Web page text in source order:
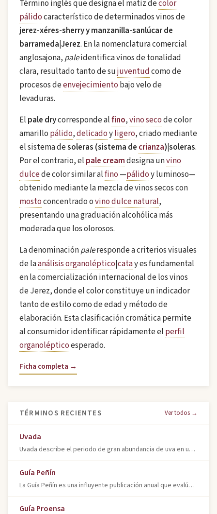
Término inglés que designa el matiz decolor
pálidocaracterístico de determinados vinos de
jerez-xéres-sherry y manzanilla-sanlúcar de
barrameda|Jerez. En la nomenclatura comercial
anglosajona, paleidentifica vinos de tonalidad
clara, resultado tanto de sujuventudcomo de
procesos deenvejecimiento bajo velo de
levaduras.
El pale drycorresponde alfino,vinosecode color
amarillo pálido,delicadoyligero, criado mediante
el sistema desoleras (sistema de crianza)|soleras.
Por el contrario, el pale creamdesigna unvino
dulcede color similar alfino —pálidoy luminoso—
obtenido mediante la mezcla de vinos secos con
mostoconcentrado ovino dulce natural,
presentando una graduación alcohólica más
moderada que los olorosos.
La denominaciónpaleresponde a criterios visuales
de laanálisis organoléptico|catay es fundamental
en la comercialización internacional de los vinos
de Jerez, donde el color constituye un indicador
tanto de estilo como de edad y método de
elaboración. Esta clasificación cromática permite
al consumidor identificar rápidamente el perfil
organolépticoesperado.
Ficha completa →
TÉRMINOS RECIENTES Ver todos →
Uvada
Uvada describe el periodo de gran abundancia de uva en un viñedo o región, resultando en una cosecha particularmente copiosa y de elevado volumen.
Guía Peñín
La Guía Peñín es una influyente publicación anual que evalúa y puntúa miles de vinos españoles, ofreciendo notas de cata y valoraciones
Guía Proensa